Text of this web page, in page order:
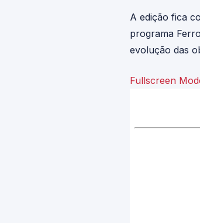
A edição fica
programa
evolução das
Fullscreen